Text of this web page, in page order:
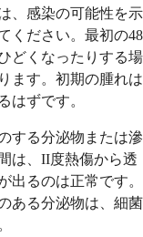
、感染の可能性を示
ください。最初の48
どくなったりする場
ます。初期の腫れは
はずです。
する分泌物または滲
は、II度熱傷から透
出るのは正常です。
ある分泌物は、細菌